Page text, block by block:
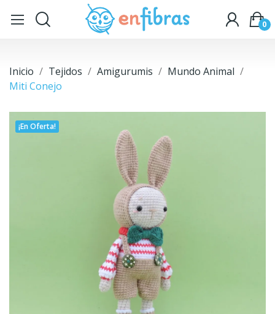
0
Inicio Tejidos Amigurumis
Mundo Animal
Miti Conejo
¡En Oferta!